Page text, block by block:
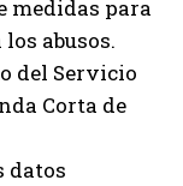
medidas para
abusos.
del Servicio
Corta de
datos